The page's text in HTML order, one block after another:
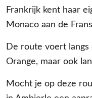
Frankrijk kent haar
Monaco aan de
De route voert
Orange, maar ook
Mocht je op deze